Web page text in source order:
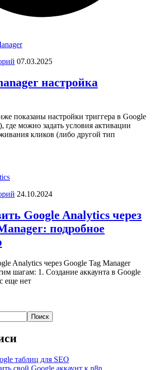
07.03.2025
настройка
показаны настройки триггера в Google
где можно задать условия активации
кликов (либо другой тип
24.10.2024
Google Analytics через
подробное
Analytics через Google Tag Manager
шагам: 1. Создание аккаунта в Google
еще нет
Поиск
таблиц для SEO
свой Google аккаунт к n8n